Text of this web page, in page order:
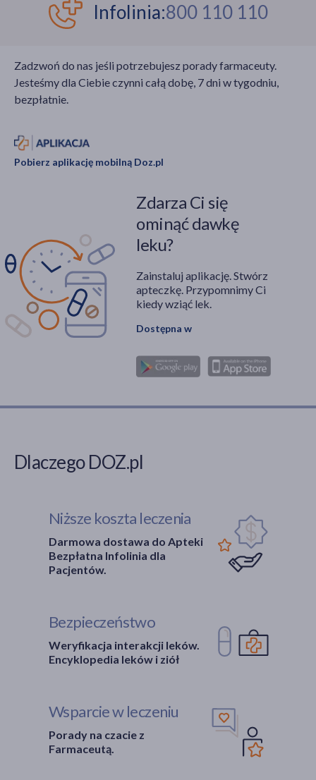
Infolinia:800 110 110
Zadzwoń do nas jeśli potrzebujesz porady farmaceuty.
Jesteśmy dla Ciebie czynni całą dobę, 7 dni w tygodniu,
bezpłatnie.
Pobierz aplikację mobilną Doz.pl
Zdarza Ci się
ominąć dawkę
leku?
Zainstaluj aplikację. Stwórz
apteczkę. Przypomnimy Ci
kiedy wziąć lek.
Dostępna w
Dlaczego DOZ.pl
Niższe koszta leczenia
Darmowa dostawa do Apteki
Bezpłatna Infolinia dla
Pacjentów.
Bezpieczeństwo
Weryfikacja interakcji leków.
Encyklopedia leków i ziół
Wsparcie w leczeniu
Porady na czacie z
Farmaceutą.